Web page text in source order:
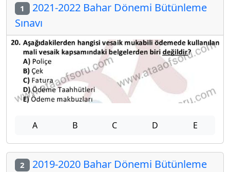
1 2021-2022 Bahar Dönemi Bütünleme
Sınavı
A B C D E
2 2019-2020 Bahar Dönemi Bütünleme